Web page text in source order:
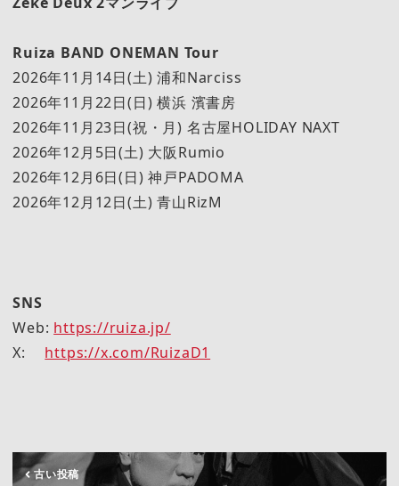
Ruiza BAND ONEMAN Tour
2026年11月14日(土) 浦和Narciss
2026年11月22日(日) 横浜 濱書房
2026年11月23日(祝・月) 名古屋HOLIDAY NAXT
2026年12月5日(土) 大阪Rumio
2026年12月6日(日) 神戸PADOMA
2026年12月12日(土) 青山RizM
SNS
Web: https://ruiza.jp/
X: https://x.com/RuizaD1
古い投稿